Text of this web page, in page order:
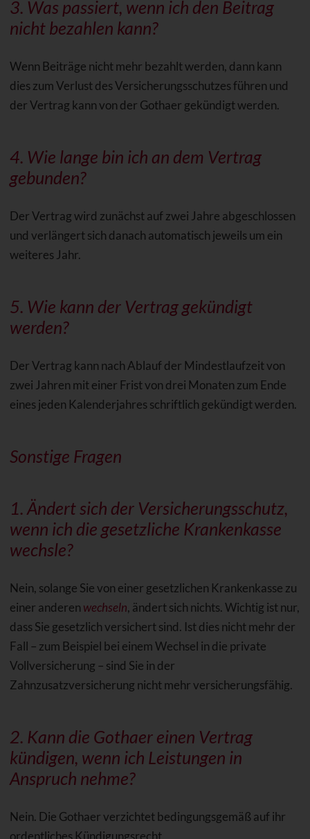
3. Was passiert, wenn ich den Beitrag
nicht bezahlen kann?
Wenn Beiträge nicht mehr bezahlt werden, dann kann
dies zum Verlust des Versicherungsschutzes führen und
der Vertrag kann von der Gothaer gekündigt werden.
4. Wie lange bin ich an dem Vertrag
gebunden?
Der Vertrag wird zunächst auf zwei Jahre abgeschlossen
und verlängert sich danach automatisch jeweils um ein
weiteres Jahr.
5. Wie kann der Vertrag gekündigt
werden?
Der Vertrag kann nach Ablauf der Mindestlaufzeit von
zwei Jahren mit einer Frist von drei Monaten zum Ende
eines jeden Kalenderjahres schriftlich gekündigt werden.
Sonstige Fragen
1. Ändert sich der Versicherungsschutz,
wenn ich die gesetzliche Krankenkasse
wechsle?
Nein, solange Sie von einer gesetzlichen Krankenkasse zu
einer anderen wechseln, ändert sich nichts. Wichtig ist nur,
dass Sie gesetzlich versichert sind. Ist dies nicht mehr der
Fall – zum Beispiel bei einem Wechsel in die private
Vollversicherung – sind Sie in der
Zahnzusatzversicherung nicht mehr versicherungsfähig.
2. Kann die Gothaer einen Vertrag
kündigen, wenn ich Leistungen in
Anspruch nehme?
Nein. Die Gothaer verzichtet bedingungsgemäß auf ihr
ordentliches Kündigungsrecht.